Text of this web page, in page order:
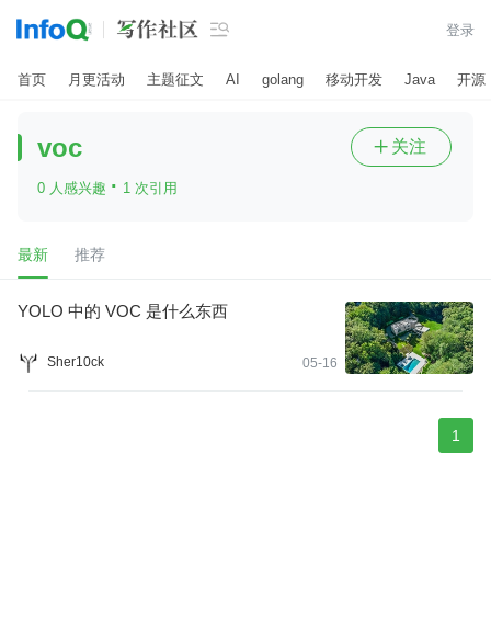
 登录
首页 月更活动 主题征文 AI golang 移动开发 Java 开源
voc
0 人感兴趣 · 1 次引用
 关注
最新 推荐
YOLO 中的 VOC 是什么东西
Sher10ck 05-16
1